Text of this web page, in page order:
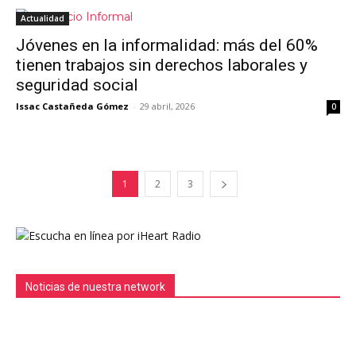
Actualidad
Jóvenes en la informalidad: más del 60%
tienen trabajos sin derechos laborales y
seguridad social
Issac Castañeda Gómez - 29 abril, 2026 0
1 2 3
Noticias de nuestra network